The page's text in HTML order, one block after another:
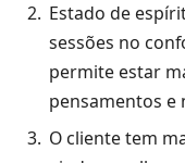
Estado de
sessões no
permite estar
pensamentos e
O cliente tem